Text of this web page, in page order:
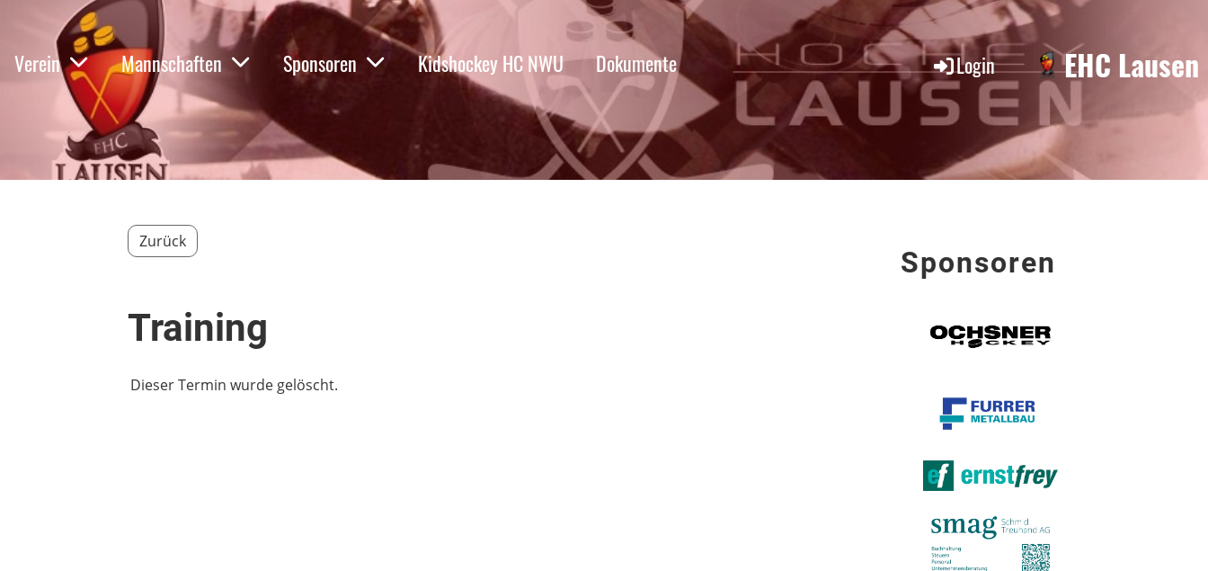
Verein Mannschaften Sponsoren Kidshockey HC NWU Dokumente Login EHC Lausen
Zurück
Training
Dieser Termin wurde gelöscht.
Sponsoren